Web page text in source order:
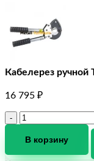
Кабелерез
16 795 ₽
Количество
Кабелерез
В корзину